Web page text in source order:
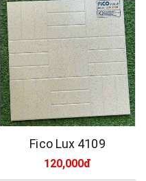
Fico Lux 4109
120,000đ